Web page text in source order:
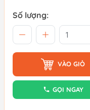
Số lượng:
VÀO GIỎ
GỌI NGAY